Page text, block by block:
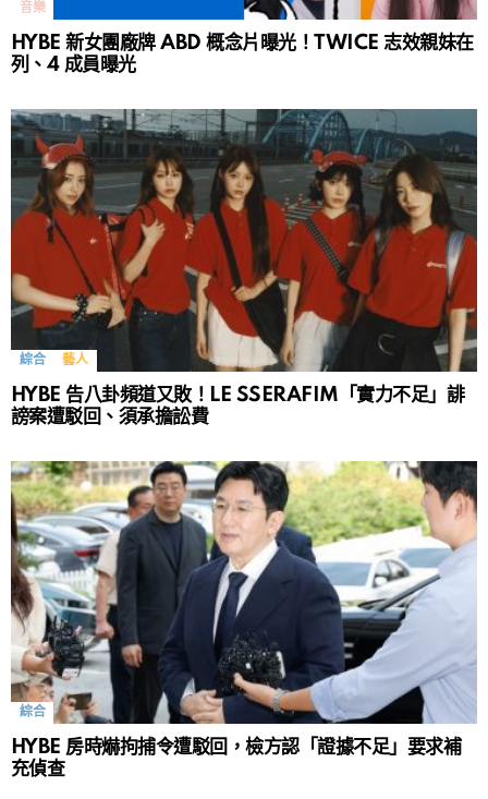
音樂
HYBE 新女團廠牌 ABD 概念片曝光！TWICE 志效親妹在
列、4 成員曝光
綜合 藝人
HYBE 告八卦頻道又敗！LE SSERAFIM「實力不足」誹
謗案遭駁回、須承擔訟費
綜合
HYBE 房時爀拘捕令遭駁回，檢方認「證據不足」要求補
充偵查